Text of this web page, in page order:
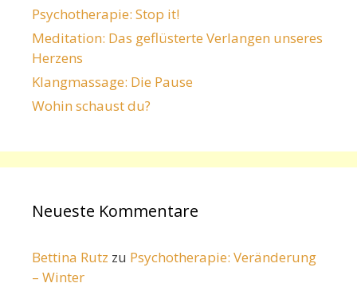
Psychotherapie: Stop it!
Meditation: Das geflüsterte Verlangen unseres
Herzens
Klangmassage: Die Pause
Wohin schaust du?
Neueste Kommentare
Bettina Rutz zu Psychotherapie: Veränderung
– Winter